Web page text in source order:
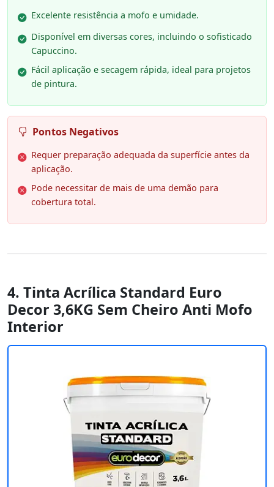
Excelente resistência a mofo e umidade.
Disponível em diversas cores, incluindo o sofisticado
Capuccino.
Fácil aplicação e secagem rápida, ideal para projetos
de pintura.
Pontos Negativos
Requer preparação adequada da superfície antes da
aplicação.
Pode necessitar de mais de uma demão para
cobertura total.
4. Tinta Acrílica Standard Euro
Decor 3,6KG Sem Cheiro Anti Mofo
Interior